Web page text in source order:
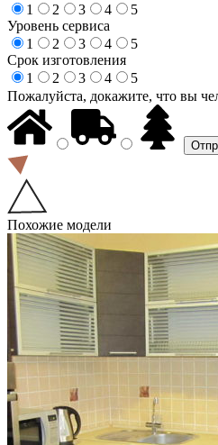
1
2 3 4
5
Уровень сервиса
1
2 3 4
5
Срок изготовления
1
2 3 4
5
Пожалуйста, докажите, что вы
Похожие модели